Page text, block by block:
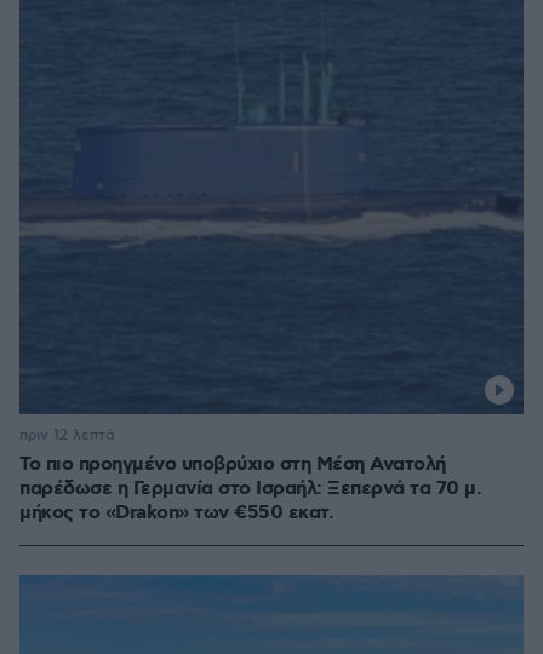
Το πιο προηγμένο υποβρύχιο στη Μέση Ανατολή
παρέδωσε η Γερμανία στο Ισραήλ: Ξεπερνά τα 70 μ.
μήκος το «Drakon» των €550 εκατ.
πριν 12 λεπτά